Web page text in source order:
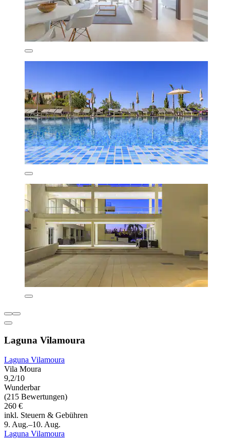
Laguna Vilamoura
Laguna Vilamoura
Vila Moura
9,2/10
Wunderbar
(215 Bewertungen)
260 €
inkl. Steuern & Gebühren
9. Aug.–10. Aug.
Laguna Vilamoura